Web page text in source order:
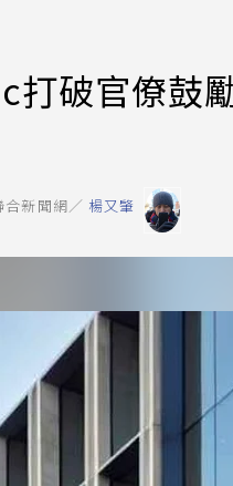
破官僚鼓
合新聞網／ 楊又肇